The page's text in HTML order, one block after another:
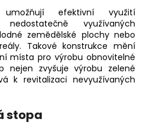
umožňují efektivní využití
využívaných
zemědělské plochy nebo
Takové konstrukce mění
místa pro výrobu obnovitelné
nejen zvyšuje výrobu zelené
k revitalizaci nevyužívaných
stopa